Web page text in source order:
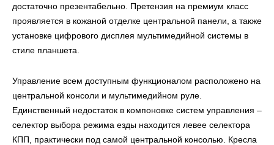
достаточно презентабельно. Претензия на премиум класс
проявляется в кожаной отделке центральной панели, а также
установке цифрового дисплея мультимедийной системы в
стиле планшета.
Управление всем доступным функционалом расположено на
центральной консоли и мультимедийном руле.
Единственный недостаток в компоновке систем управления –
селектор выбора режима езды находится левее селектора
КПП, практически под самой центральной консолью. Кресла